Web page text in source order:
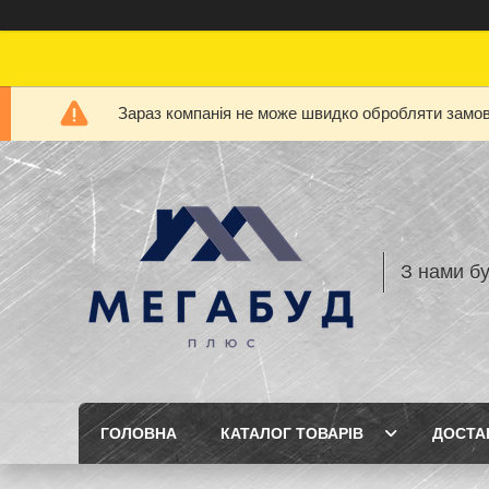
Зараз компанія не може швидко обробляти
З нами
ГОЛОВНА КАТАЛОГ ТОВАРІВ